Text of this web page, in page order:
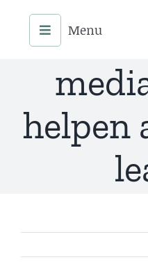
content
Hoe
helpen
Menu